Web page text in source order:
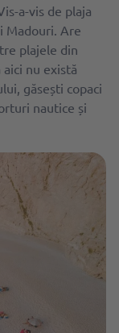
a-vis de plaja
Madouri. Are
plajele din
nu există
găsești copaci
nautice și